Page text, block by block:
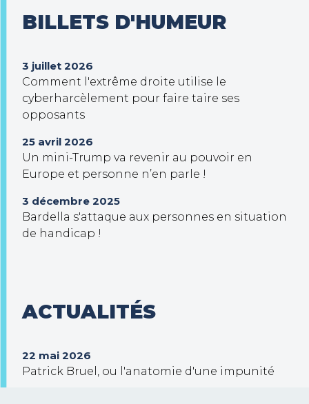
BILLETS D'HUMEUR
3 juillet 2026
Comment l'extrême droite utilise le
cyberharcèlement pour faire taire ses
opposants
25 avril 2026
Un mini-Trump va revenir au pouvoir en
Europe et personne n’en parle !
3 décembre 2025
Bardella s'attaque aux personnes en situation
de handicap !
ACTUALITÉS
22 mai 2026
Patrick Bruel, ou l'anatomie d'une impunité